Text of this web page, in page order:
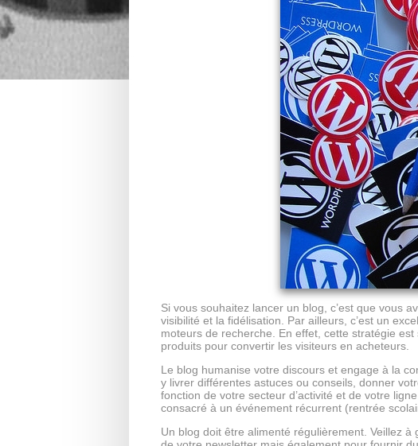
Si vous souhaitez lancer un blog, c’est que vous
visibilité et la fidélisation. Par ailleurs, c’est un
moteurs de recherche. En effet, cette stratégie
produits pour convertir les visiteurs en acheteurs.
Le blog humanise votre discours et engage à la
y livrer différentes astuces ou conseils, donner
fonction de votre secteur d’activité et de votre
consacré à un événement récurrent (rentrée
Un blog doit être alimenté régulièrement. Veillez